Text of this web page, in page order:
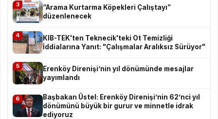
3
“Arama Kurtarma Köpekleri Çalıştayı”
düzenlenecek
4
KIB-TEK'ten Teknecik'teki Ot Temizliği
İddialarına Yanıt: "Çalışmalar Aralıksız Sürüyor"
5
Erenköy Direnişi’nin yıl dönümünde mesajlar
yayımlandı
6
Başbakan Üstel: Erenköy Direnişi’nin 62’nci yıl
dönümünü büyük bir gurur ve minnetle idrak
ediyoruz